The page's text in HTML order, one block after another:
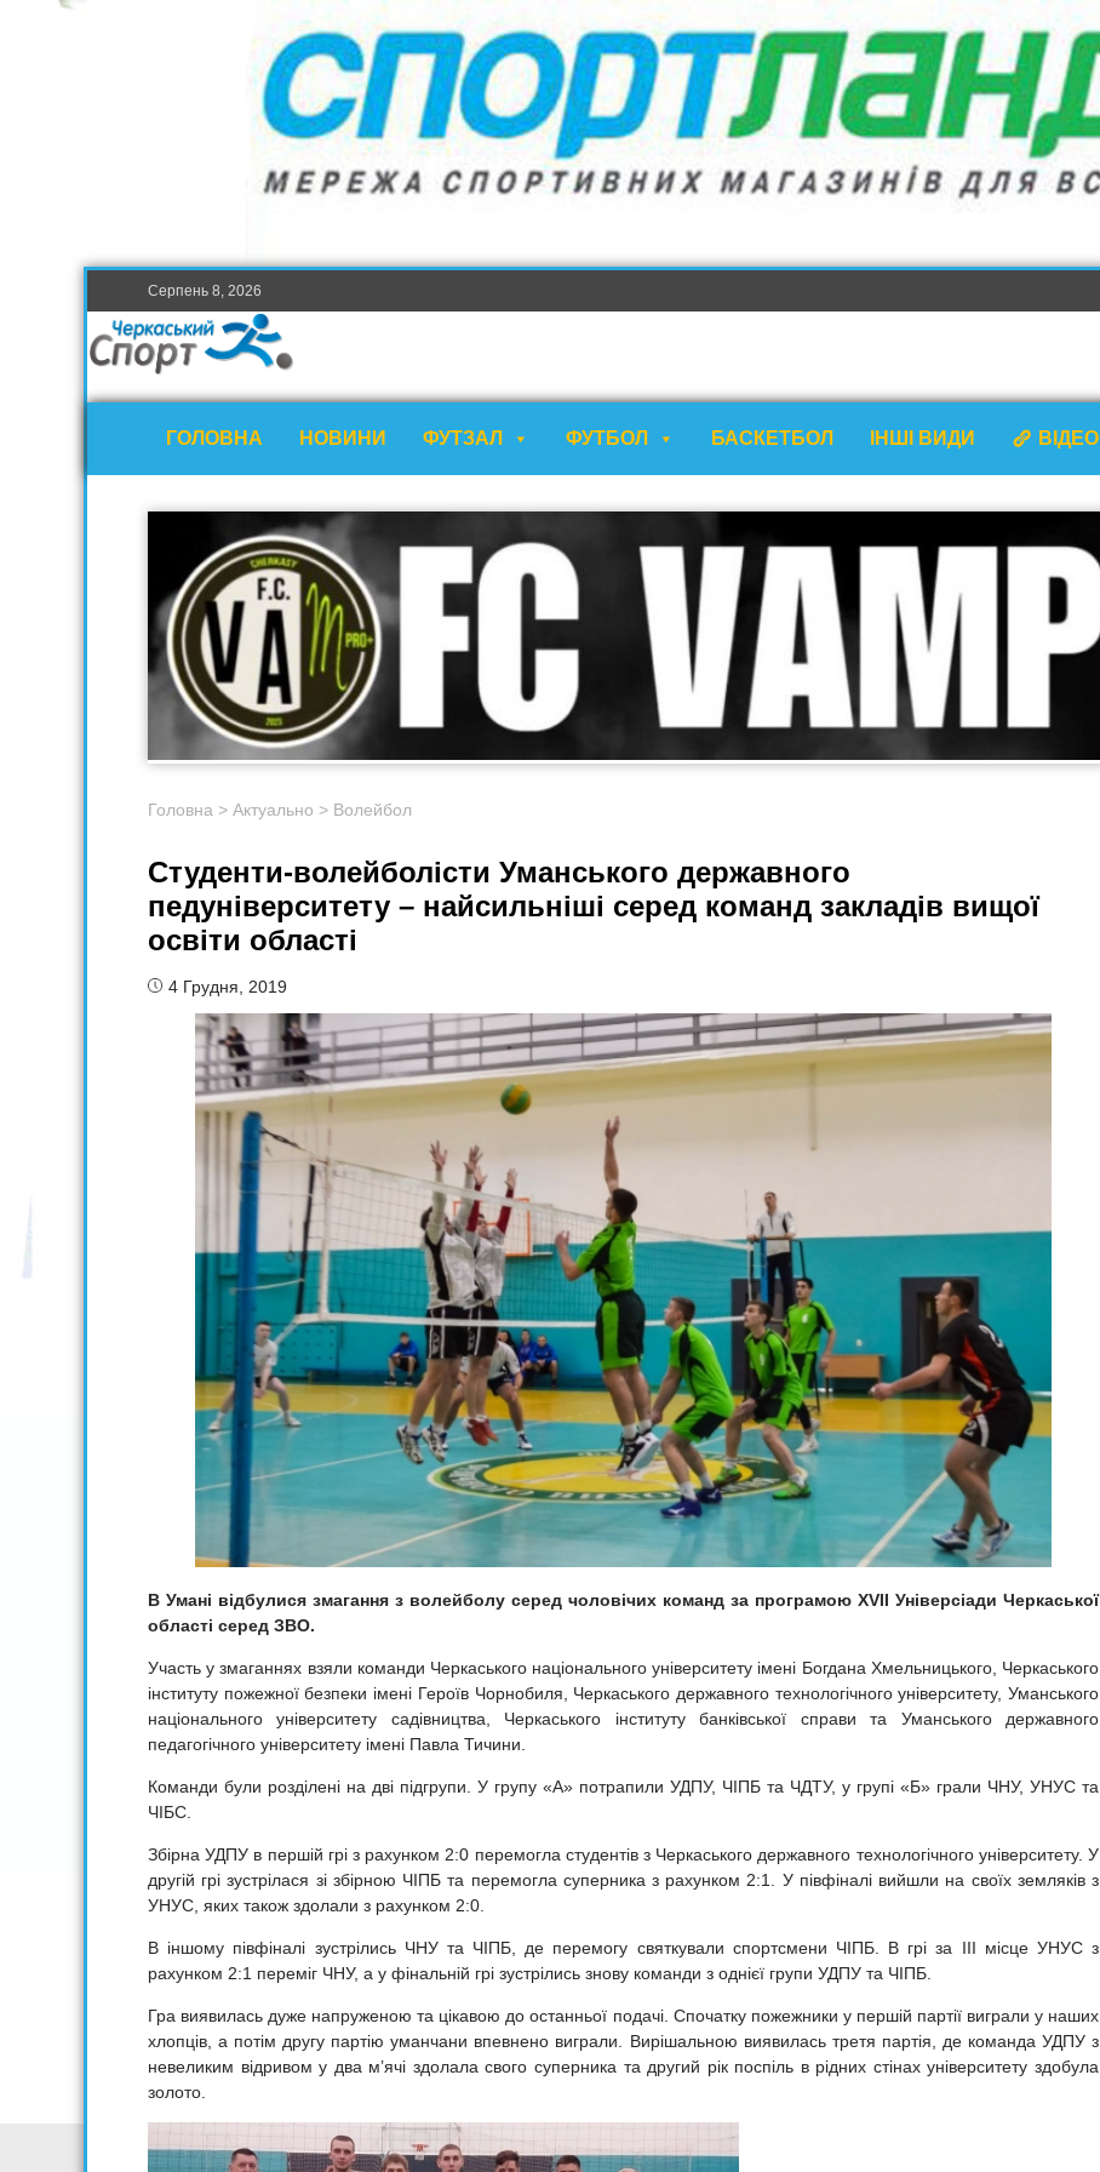
Серпень 8, 2026
ГОЛОВНА НОВИНИ ФУТЗАЛ ФУТБОЛ БАСКЕТБОЛ ІНШІ ВИДИ ВІДЕО
Головна > Актуально > Волейбол
Студенти-волейболісти Уманського державного
педуніверситету – найсильніші серед команд закладів вищої
освіти області
4 Грудня, 2019
В Умані відбулися змагання з волейболу серед чоловічих команд за програмою XVII Універсіади Черкаської
області серед ЗВО.
Участь у змаганнях взяли команди Черкаського національного університету імені Богдана Хмельницького, Черкаського
інституту пожежної безпеки імені Героїв Чорнобиля, Черкаського державного технологічного університету, Уманського
національного університету садівництва, Черкаського інституту банківської справи та Уманського державного
педагогічного університету імені Павла Тичини.
Команди були розділені на дві підгрупи. У групу «А» потрапили УДПУ, ЧІПБ та ЧДТУ, у групі «Б» грали ЧНУ, УНУС та
ЧІБС.
Збірна УДПУ в першій грі з рахунком 2:0 перемогла студентів з Черкаського державного технологічного університету. У
другій грі зустрілася зі збірною ЧІПБ та перемогла суперника з рахунком 2:1. У півфіналі вийшли на своїх земляків з
УНУС, яких також здолали з рахунком 2:0.
В іншому півфіналі зустрілись ЧНУ та ЧІПБ, де перемогу святкували спортсмени ЧІПБ. В грі за ІІІ місце УНУС з
рахунком 2:1 переміг ЧНУ, а у фінальній грі зустрілись знову команди з однієї групи УДПУ та ЧІПБ.
Гра виявилась дуже напруженою та цікавою до останньої подачі. Спочатку пожежники у першій партії виграли у наших
хлопців, а потім другу партію уманчани впевнено виграли. Вирішальною виявилась третя партія, де команда УДПУ з
невеликим відривом у два м’ячі здолала свого суперника та другий рік поспіль в рідних стінах університету здобула
золото.